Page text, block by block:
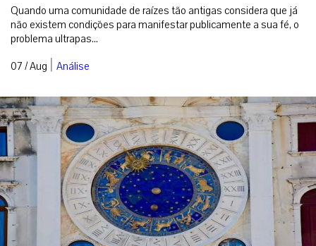
Quando uma comunidade de raízes tão antigas considera que já
não existem condições para manifestar publicamente a sua fé, o
problema ultrapas...
07 / Aug | Análise